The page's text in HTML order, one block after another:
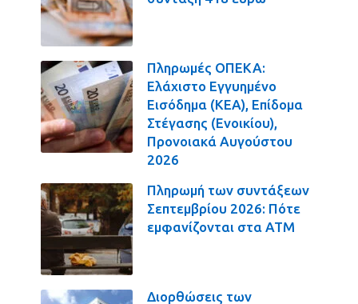
Πληρωμές ΟΠΕΚΑ:
Ελάχιστο Εγγυημένο
Εισόδημα (ΚΕΑ), Επίδομα
Στέγασης (Ενοικίου),
Προνοιακά Αυγούστου
2026
Πληρωμή των συντάξεων
Σεπτεμβρίου 2026: Πότε
εμφανίζονται στα ΑΤΜ
Διορθώσεις των